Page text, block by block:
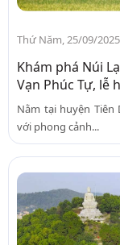
Thứ Năm, 25/09/2025
Khám phá Núi
Vạn Phúc Tự, lễ
Nằm tại huyện Tiên
với phong cảnh...